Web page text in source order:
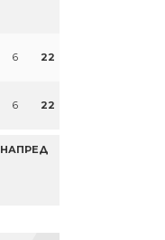
6 22
6 22
НАПРЕД